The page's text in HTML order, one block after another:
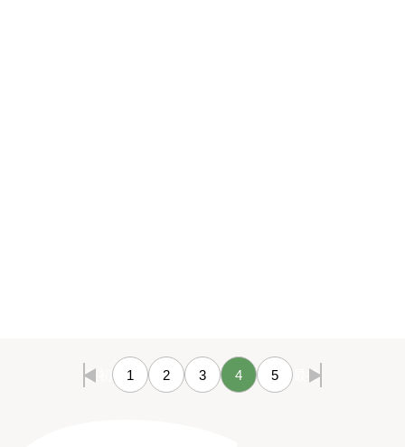
最初 1 2 3 4 5 最後